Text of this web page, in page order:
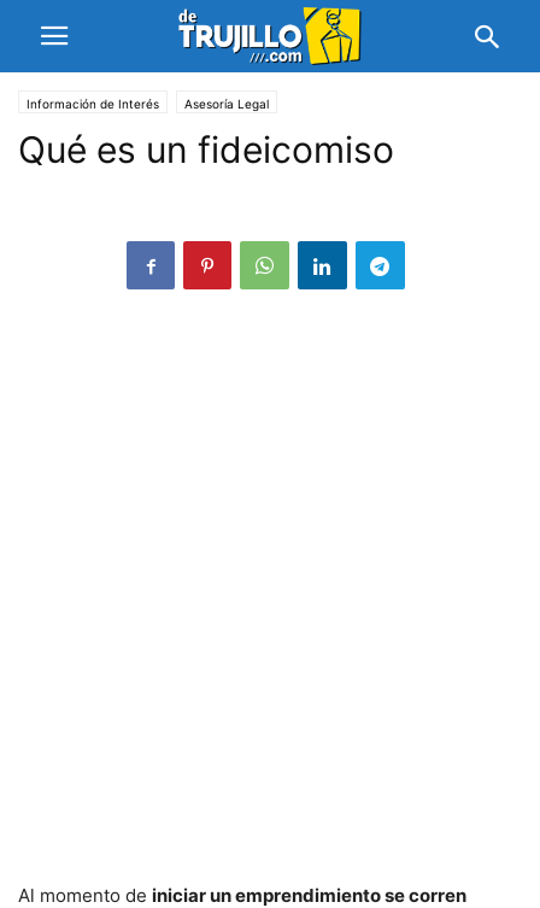
Información de Interés Asesoría Legal
Qué es un fideicomiso
Al momento de iniciar un emprendimiento se corren